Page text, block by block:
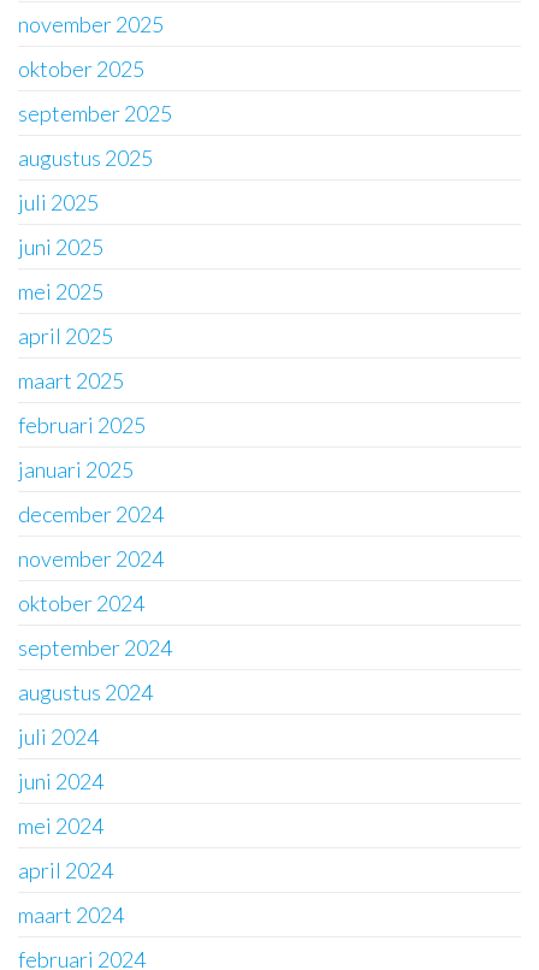
november 2025
oktober 2025
september 2025
augustus 2025
juli 2025
juni 2025
mei 2025
april 2025
maart 2025
februari 2025
januari 2025
december 2024
november 2024
oktober 2024
september 2024
augustus 2024
juli 2024
juni 2024
mei 2024
april 2024
maart 2024
februari 2024